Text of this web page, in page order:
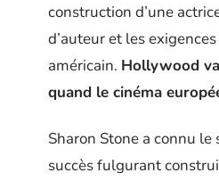
construction d’une
d’auteur et les
américain. Hollywood
quand le cinéma
Sharon Stone a connu le
succès fulgurant